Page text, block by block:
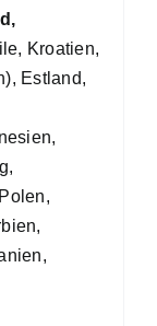
Kroatien,
Estland,